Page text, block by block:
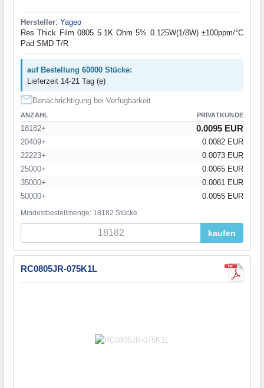
Hersteller: Yageo
Res Thick Film 0805 5.1K Ohm 5% 0.125W(1/8W) ±100ppm/°C
Pad SMD T/R
auf Bestellung 60000 Stücke:
Lieferzeit 14-21 Tag (e)
Benachrichtigung bei Verfügbarkeit
ANZAHL PRIVATKUNDE
18182+ 0.0095 EUR
20409+
0.0082 EUR
22223+
0.0073 EUR
25000+
0.0065 EUR
35000+
0.0061 EUR
50000+
0.0055 EUR
Mindestbestellmenge: 18182 Stücke
kaufen
RC0805JR-075K1L